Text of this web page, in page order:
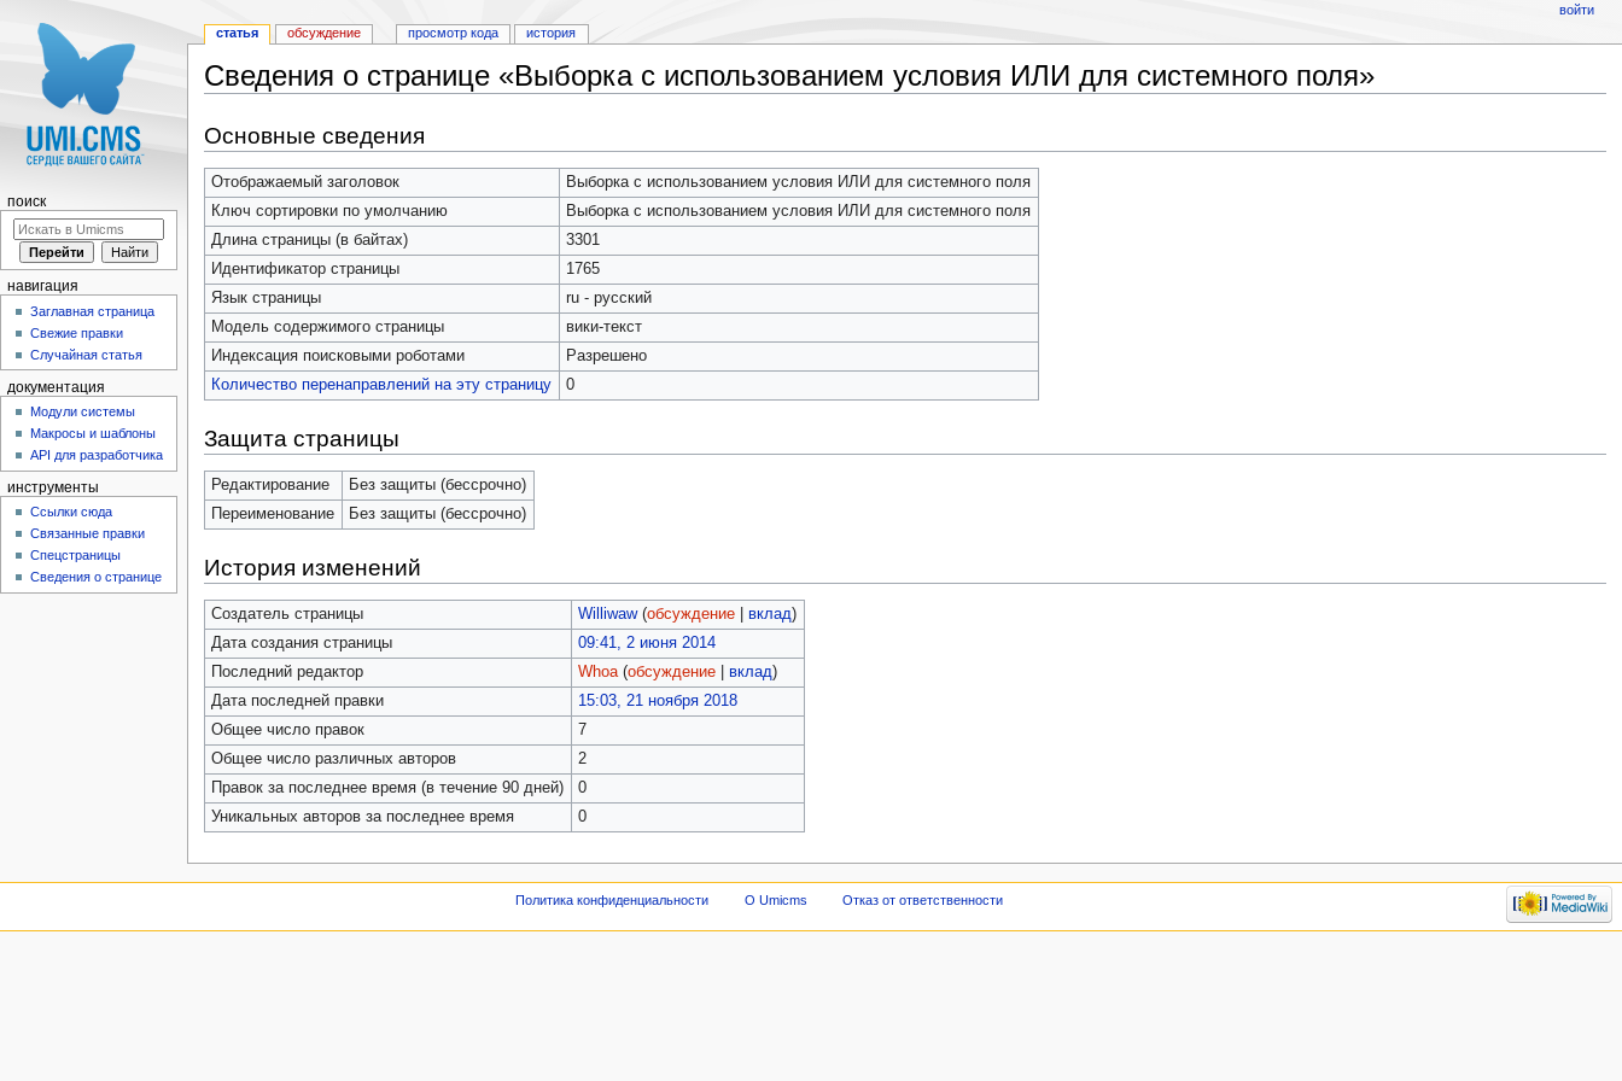
Сведения о странице «Выборка с использованием условия ИЛИ для системного поля»
Основные сведения
Отображаемый заголовок
Выборка с использованием условия ИЛИ для системного поля
Ключ сортировки по умолчанию
Выборка с использованием условия ИЛИ для системного поля
Длина страницы (в байтах)
3301
Идентификатор страницы
1765
Язык страницы
ru - русский
Модель содержимого страницы
вики-текст
Индексация поисковыми роботами
Разрешено
Количество перенаправлений на эту страницу
0
Защита страницы
Редактирование
Без защиты (бессрочно)
Переименование
Без защиты (бессрочно)
История изменений
Создатель страницы Williwaw (обсуждение| вклад)
Дата создания страницы
09:41, 2 июня 2014
Последний редактор
Whoa (обсуждение| вклад)
Дата последней правки
15:03, 21 ноября 2018
Общее число правок
7
Общее число различных авторов
2
Правок за последнее время (в течение 90 дней)
0
Уникальных авторов за последнее время
0
статья обсуждение просмотр кода история
войти
поиск
навигация
Заглавная страница
Свежие правки
Случайная статья
документация
Модули системы
Макросы и шаблоны
API для разработчика
инструменты
Ссылки сюда
Связанные правки
Спецстраницы
Сведения о странице
Политика конфиденциальности О Umicms Отказ от ответственности